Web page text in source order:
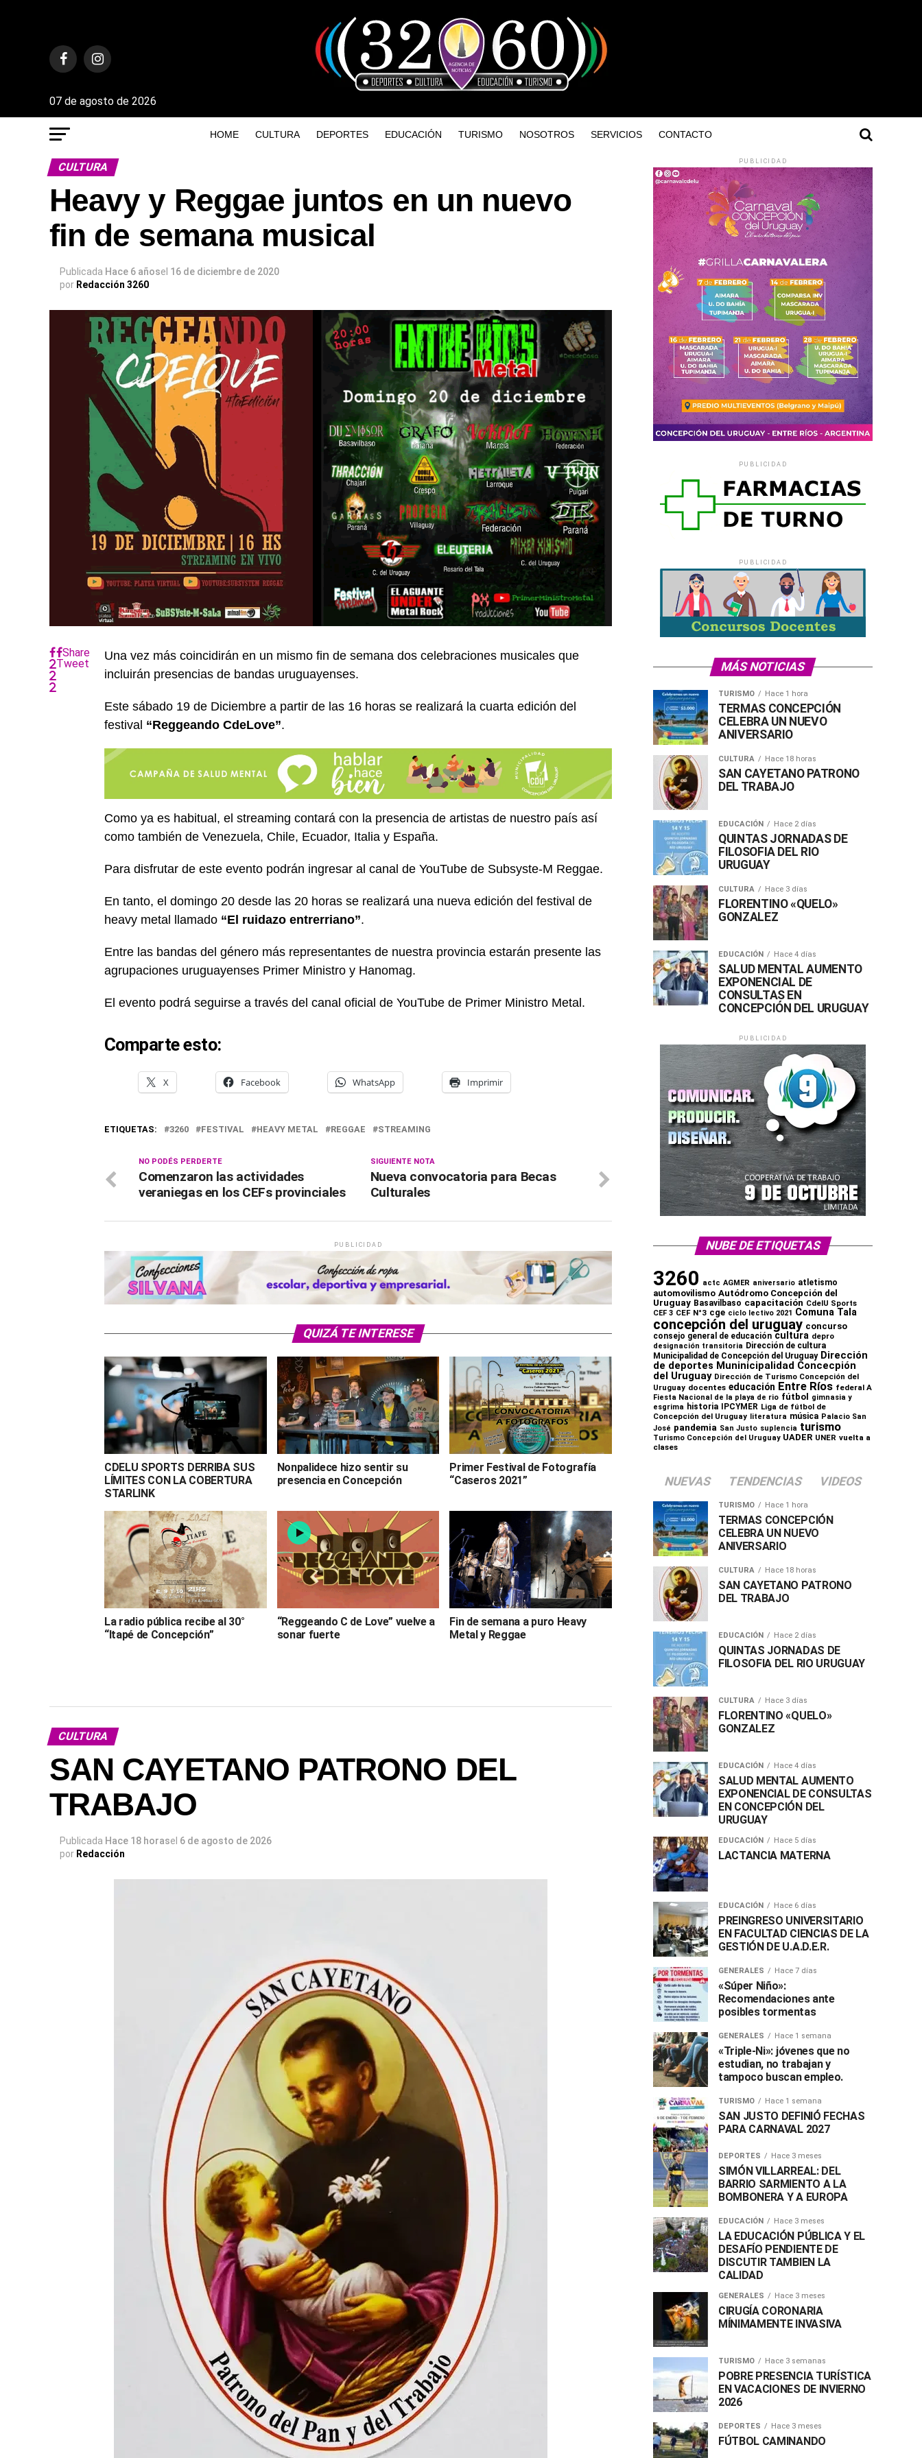
07 de agosto de 2026
HOME CULTURA DEPORTES EDUCACIÓN TURISMO NOSOTROS SERVICIOS CONTACTO
CULTURA
Heavy y Reggae juntos en un nuevo
fin de semana musical
Publicada Hace 6 añosel 16 de diciembre de 2020
por Redacción 3260
Share
Tweet
Una vez más coincidirán en un mismo fin de semana dos celebraciones musicales que
incluirán presencias de bandas uruguayenses.
Este sábado 19 de Diciembre a partir de las 16 horas se realizará la cuarta edición del
festival “Reggeando CdeLove”.
Como ya es habitual, el streaming contará con la presencia de artistas de nuestro país así
como también de Venezuela, Chile, Ecuador, Italia y España.
Para disfrutar de este evento podrán ingresar al canal de YouTube de Subsyste-M Reggae.
En tanto, el domingo 20 desde las 20 horas se realizará una nueva edición del festival de
heavy metal llamado “El ruidazo entrerriano”.
Entre las bandas del género más representantes de nuestra provincia estarán presente las
agrupaciones uruguayenses Primer Ministro y Hanomag.
El evento podrá seguirse a través del canal oficial de YouTube de Primer Ministro Metal.
Comparte esto:
X Facebook WhatsApp Imprimir
ETIQUETAS: 3260 FESTIVAL HEAVY METAL REGGAE STREAMING
SIGUIENTE NOTA
Nueva convocatoria para Becas
Culturales
NO PODÉS PERDERTE
Comenzaron las actividades
veraniegas en los CEFs provinciales
PUBLICIDAD
QUIZÁ TE INTERESE
CDELU SPORTS DERRIBA SUS
LÍMITES CON LA COBERTURA
STARLINK
Nonpalidece hizo sentir su
presencia en Concepción
Primer Festival de Fotografía
“Caseros 2021”
La radio pública recibe al 30°
“Itapé de Concepción”
“Reggeando C de Love” vuelve a
sonar fuerte
Fin de semana a puro Heavy
Metal y Reggae
CULTURA
SAN CAYETANO PATRONO DEL
TRABAJO
Publicada Hace 18 horasel 6 de agosto de 2026
por Redacción
PUBLICIDAD
PUBLICIDAD
PUBLICIDAD
MÁS NOTICIAS
TURISMO Hace 1 hora
TERMAS CONCEPCIÓN
CELEBRA UN NUEVO
ANIVERSARIO
CULTURA Hace 18 horas
SAN CAYETANO PATRONO
DEL TRABAJO
EDUCACIÓN Hace 2 días
QUINTAS JORNADAS DE
FILOSOFIA DEL RIO
URUGUAY
CULTURA Hace 3 días
FLORENTINO «QUELO»
GONZALEZ
EDUCACIÓN Hace 4 días
SALUD MENTAL AUMENTO
EXPONENCIAL DE
CONSULTAS EN
CONCEPCIÓN DEL URUGUAY
PUBLICIDAD
NUBE DE ETIQUETAS
3260 actc AGMER aniversario atletismo
automovilismo Autódromo Concepción del
Uruguay Basavilbaso capacitación CdelU Sports
CEF 3 CEF N°3 cge ciclo lectivo 2021 Comuna Tala
concepción del uruguay concurso
consejo general de educación cultura depro
designación transitoria Dirección de cultura
Municipalidad de Concepción del Uruguay Dirección
de deportes Muninicipalidad Concecpión
del Uruguay Dirección de Turismo Concepción del
Uruguay docentes educación Entre Ríos federal A
Fiesta Nacional de la playa de rio fútbol
gimnasia y
esgrima historia IPCYMER Liga de fútbol de
Concepción del Uruguay
literatura música Palacio San
José pandemia San Justo suplencia turismo
Turismo Concepción del Uruguay UADER UNER vuelta a
clases
NUEVAS TENDENCIAS VIDEOS
TURISMO Hace 1 hora
TERMAS CONCEPCIÓN
CELEBRA UN NUEVO
ANIVERSARIO
CULTURA Hace 18 horas
SAN CAYETANO PATRONO
DEL TRABAJO
EDUCACIÓN Hace 2 días
QUINTAS JORNADAS DE
FILOSOFIA DEL RIO URUGUAY
CULTURA Hace 3 días
FLORENTINO «QUELO»
GONZALEZ
EDUCACIÓN Hace 4 días
SALUD MENTAL AUMENTO
EXPONENCIAL DE CONSULTAS
EN CONCEPCIÓN DEL
URUGUAY
EDUCACIÓN Hace 5 días
LACTANCIA MATERNA
EDUCACIÓN Hace 6 días
PREINGRESO UNIVERSITARIO
EN FACULTAD CIENCIAS DE LA
GESTIÓN DE U.A.D.E.R.
GENERALES Hace 7 días
«Súper Niño»:
Recomendaciones ante
posibles tormentas
GENERALES Hace 1 semana
«Triple-Ni»: jóvenes que no
estudian, no trabajan y
tampoco buscan empleo.
TURISMO Hace 1 semana
SAN JUSTO DEFINIÓ FECHAS
PARA CARNAVAL 2027
DEPORTES Hace 3 meses
SIMÓN VILLARREAL: DEL
BARRIO SARMIENTO A LA
BOMBONERA Y A EUROPA
EDUCACIÓN Hace 3 meses
LA EDUCACIÓN PÚBLICA Y EL
DESAFÍO PENDIENTE DE
DISCUTIR TAMBIEN LA
CALIDAD
GENERALES Hace 3 meses
CIRUGÍA CORONARIA
MÍNIMAMENTE INVASIVA
TURISMO Hace 3 semanas
POBRE PRESENCIA TURÍSTICA
EN VACACIONES DE INVIERNO
2026
DEPORTES Hace 3 meses
FÚTBOL CAMINANDO